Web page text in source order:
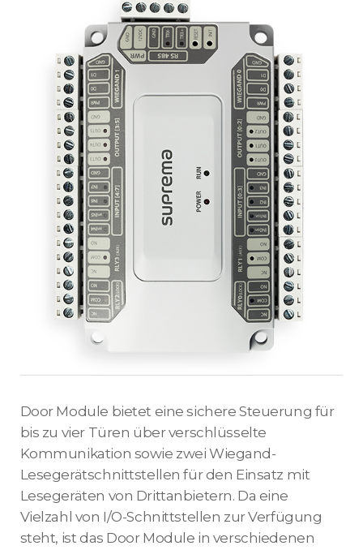
Door Module bietet eine sichere Steuerung für
bis zu vier Türen über verschlüsselte
Kommunikation sowie zwei Wiegand-
Lesegerätschnittstellen für den Einsatz mit
Lesegeräten von Drittanbietern. Da eine
Vielzahl von I/O-Schnittstellen zur Verfügung
steht, ist das Door Module in verschiedenen